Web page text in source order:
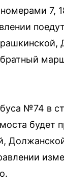
7,
№74 в
будет